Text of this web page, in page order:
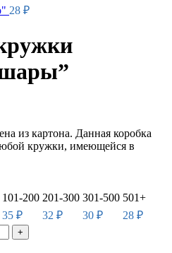
28 ₽
шары”
из картона. Данная коробка
кружки, имеющейся в
101-200 201-300 301-500 501+
35 ₽ 32 ₽ 30 ₽ 28 ₽